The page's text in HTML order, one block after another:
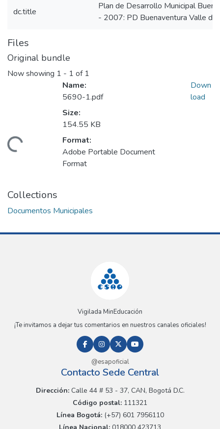
dc.title
Plan de Desarrollo Municipal
- 2007: PD Buenaventura Valle
Files
Original bundle
Now showing 1 - 1 of 1
Loading...
Name:
5690-1.pdf
Size:
154.55 KB
Format:
Adobe Portable Document
Format
Down
load
Collections
Documentos Municipales
Vigilada MinEducación
¡Te invitamos a dejar tus comentarios en nuestros canales oficiales!
@esapoficial
Contacto Sede Central
Dirección:Calle 44 # 53 - 37, CAN, Bogotá D.C.
Código postal: 111321
Línea Bogotá:(+57) 601 7956110